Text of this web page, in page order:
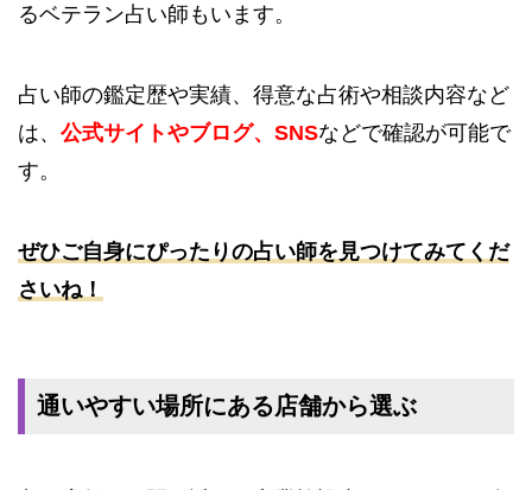
るベテラン占い師もいます。
占い師の鑑定歴や実績、得意な占術や相談内容など
は、 公式サイトやブログ、SNSなどで確認が可能で
す。
ぜひご自身にぴったりの占い師を見つけてみてくだ
さいね！
通いやすい場所にある店舗から選ぶ